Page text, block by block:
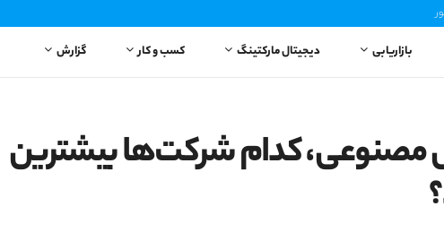
بازاریابی دیجیتال مارکتینگ کسب و کار گزارش
مصنوعی، کدام شرکت‌ها بیشترین